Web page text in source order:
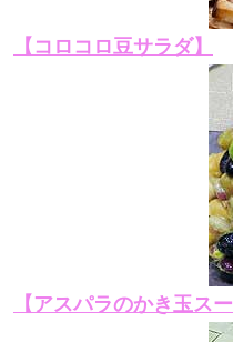
【コロコロ豆サラダ】
【アスパラのかき玉ス